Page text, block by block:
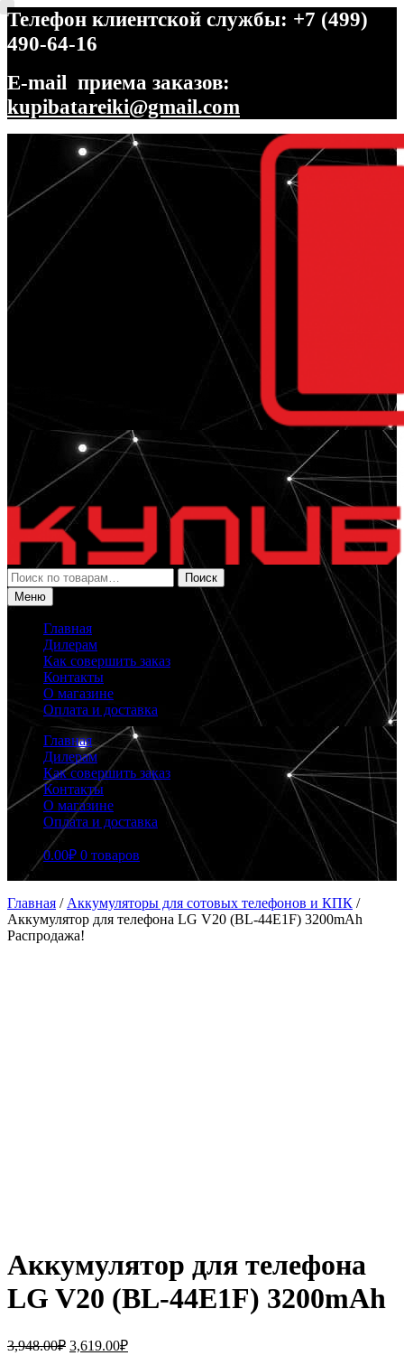
Телефон клиентской службы: +7 (499)
490-64-16
E-mail приема заказов:
kupibatareiki@gmail.com
Перейти
навигации
Перейти
содержимому
Искать:
Поиск
Меню
Главная
Дилерам
Как совершить заказ
Контакты
О магазине
Оплата и доставка
Главная
Дилерам
Как совершить заказ
Контакты
О магазине
Оплата и доставка
0.00₽ 0 товаров
Главная / Аккумуляторы для сотовых телефонов и КПК /
Аккумулятор для телефона LG V20 (BL-44E1F) 3200mAh
Распродажа!
Аккумулятор для телефона
LG V20 (BL-44E1F) 3200mAh
3,948.00₽ Первоначальная
3,619.00₽Текущая